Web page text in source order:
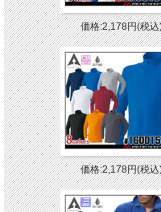
価格:2,178円(税
価格:2,178円(税